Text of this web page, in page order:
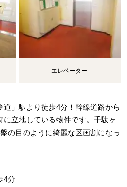
エレベーター
」駅より徒歩4分！幹線道路から
立地している物件です。千駄ヶ
の目のように綺麗な区画割になっ
4分